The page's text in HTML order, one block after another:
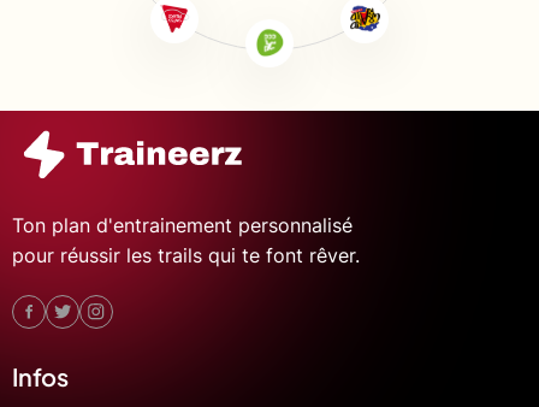
Ton plan d'entrainement personnalisé
pour réussir les trails qui te font rêver.
Infos